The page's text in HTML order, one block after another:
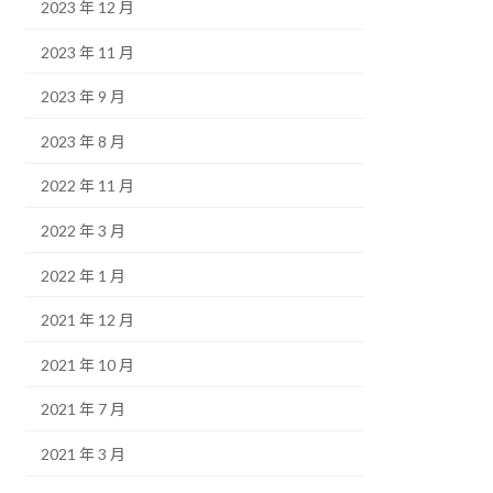
2023 年 12 月
2023 年 11 月
2023 年 9 月
2023 年 8 月
2022 年 11 月
2022 年 3 月
2022 年 1 月
2021 年 12 月
2021 年 10 月
2021 年 7 月
2021 年 3 月